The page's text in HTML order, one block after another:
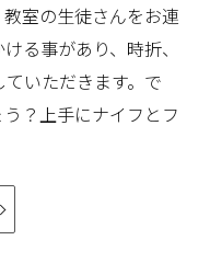
すすめているところ
室の生徒さんをお連
る事があり、時折、
いただきます。で
？上手にナイフとフ
然そんなことはあり